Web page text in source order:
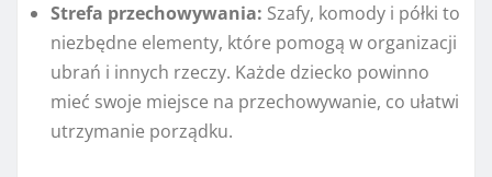
Strefa przechowywania: Szafy, komody i półki to
niezbędne elementy, które pomogą w organizacji
ubrań i innych rzeczy. Każde dziecko powinno
mieć swoje miejsce na przechowywanie, co ułatwi
utrzymanie porządku.